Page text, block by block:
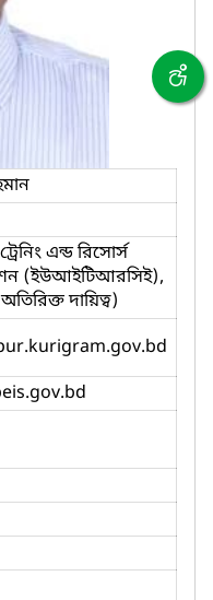
এন্ড রিসোর্স
(ইউআইটিআরসিই),
দায়িত্ব)